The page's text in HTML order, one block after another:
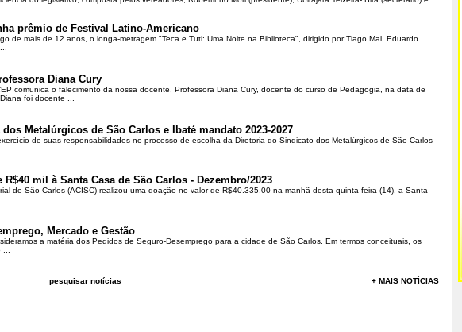
prêmio de Festival Latino-Americano
de mais de 12 anos, o longa-metragem "Teca e Tuti: Uma Noite na Biblioteca", dirigido por Tiago Mal, Eduardo
Diana Cury
comunica o falecimento da nossa docente, Professora Diana Cury, docente do curso de Pedagogia, na data de
foi docente ...
Metalúrgicos de São Carlos e Ibaté mandato 2023-2027
de suas responsabilidades no processo de escolha da Diretoria do Sindicato dos Metalúrgicos de São Carlos
mil à Santa Casa de São Carlos - Dezembro/2023
de São Carlos (ACISC) realizou uma doação no valor de R$40.335,00 na manhã desta quinta-feira (14), a Santa
Mercado e Gestão
a matéria dos Pedidos de Seguro-Desemprego para a cidade de São Carlos. Em termos conceituais, os
pesquisar notícias + MAIS NOTÍCIAS